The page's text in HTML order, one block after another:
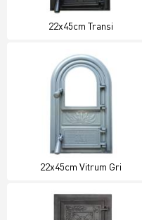
22x45cm Transi
22x45cm Vitrum Gri